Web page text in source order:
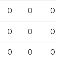
0 0 0
0 0 0
0 0 0